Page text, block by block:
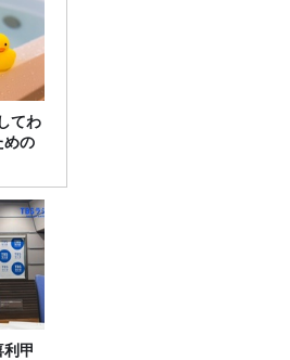
てわ
めの
利甲